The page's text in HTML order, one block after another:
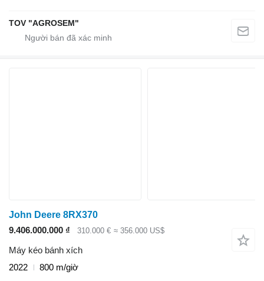
TOV "AGROSEM"
John Deere 8RX370
9.406.000.000 ₫
310.000 € ≈ 356.000 US$
Máy kéo bánh xích
2022
800 m/giờ